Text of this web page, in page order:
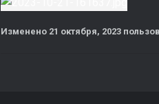
Изменено 21 октября, 2023